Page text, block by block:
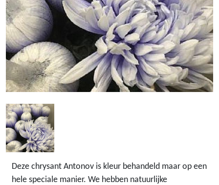
Deze chrysant Antonov is kleur behandeld maar op een
hele speciale manier. We hebben natuurlijke